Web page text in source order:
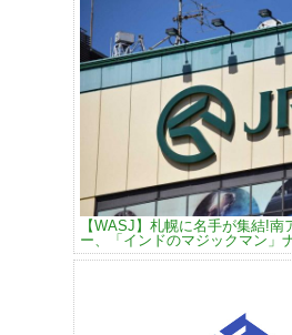
【WASJ】札幌に名手が集結!南
ー、「インドのマジックマン」